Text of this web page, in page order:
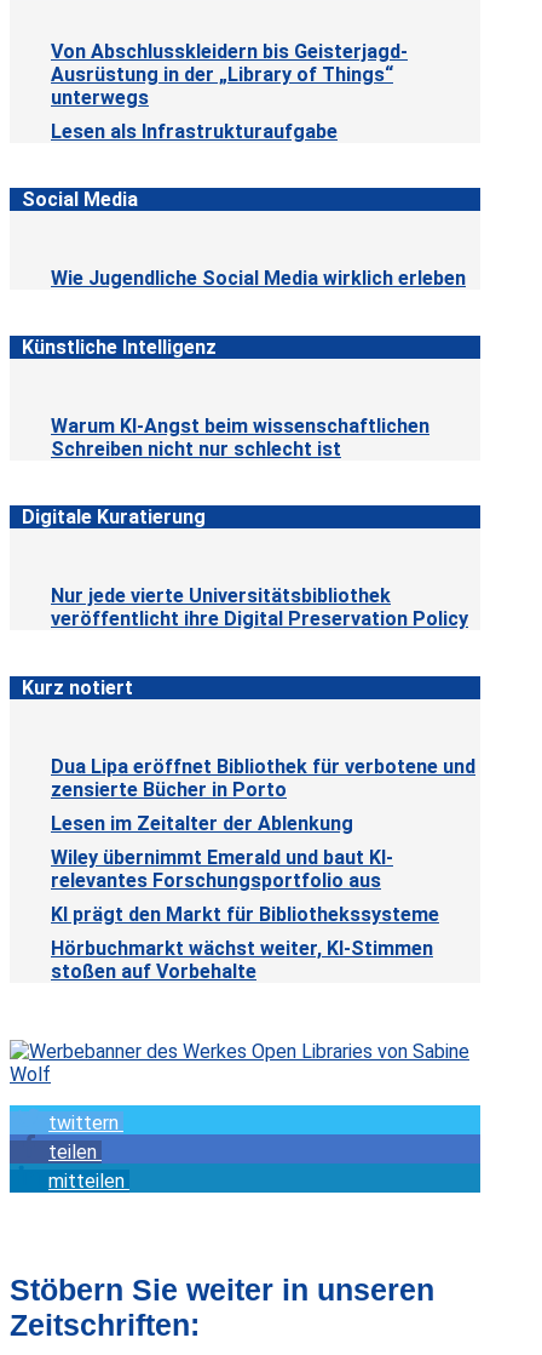
Von Abschlusskleidern bis Geisterjagd-
Ausrüstung in der „Library of Things“
unterwegs
Lesen als Infrastrukturaufgabe
Social Media
Wie Jugendliche Social Media wirklich erleben
Künstliche Intelligenz
Warum KI-Angst beim wissenschaftlichen
Schreiben nicht nur schlecht ist
Digitale Kuratierung
Nur jede vierte Universitätsbibliothek
veröffentlicht ihre Digital Preservation Policy
Kurz notiert
Dua Lipa eröffnet Bibliothek für verbotene und
zensierte Bücher in Porto
Lesen im Zeitalter der Ablenkung
Wiley übernimmt Emerald und baut KI-
relevantes Forschungsportfolio aus
KI prägt den Markt für Bibliothekssysteme
Hörbuchmarkt wächst weiter, KI-Stimmen
stoßen auf Vorbehalte
twittern
teilen
mitteilen
Stöbern Sie weiter in unseren
Zeitschriften: